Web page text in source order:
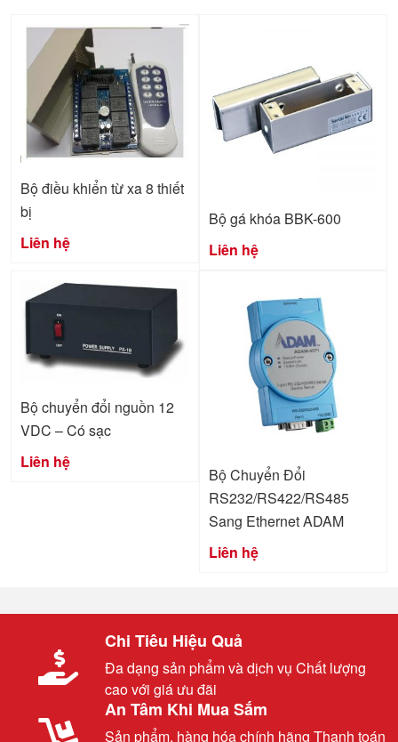
Bộ điều khiển từ xa 8 thiết
bị
Liên hệ
Bộ gá khóa BBK-600
Liên hệ
Bộ chuyển đổi nguồn 12
VDC – Có sạc
Liên hệ
Bộ Chuyển Đổi
RS232/RS422/RS485
Sang Ethernet ADAM
Liên hệ
Chi Tiêu Hiệu Quả
Đa dạng sản phẩm và dịch vụ Chất lượng
cao với giá ưu đãi
An Tâm Khi Mua Sắm
Sản phẩm, hàng hóa chính hãng Thanh toán